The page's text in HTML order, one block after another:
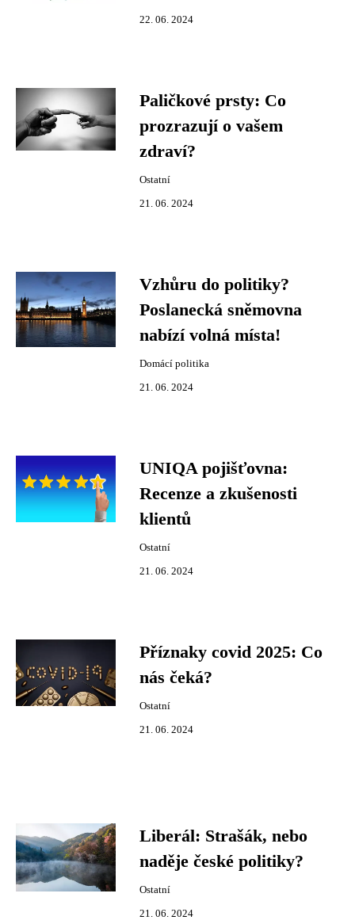
22. 06. 2024
Paličkové prsty: Co
prozrazují o vašem
zdraví?
Ostatní
21. 06. 2024
Vzhůru do politiky?
Poslanecká sněmovna
nabízí volná místa!
Domácí politika
21. 06. 2024
UNIQA pojišťovna:
Recenze a zkušenosti
klientů
Ostatní
21. 06. 2024
Příznaky covid 2025: Co
nás čeká?
Ostatní
21. 06. 2024
Liberál: Strašák, nebo
naděje české politiky?
Ostatní
21. 06. 2024